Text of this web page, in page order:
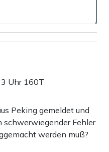
Uhr 160T
Peking gemeldet und
schwerwiegender Fehler
werden muß?